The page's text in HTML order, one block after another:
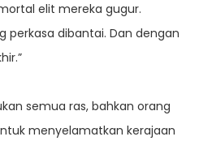
elit mereka gugur.
perkasa dibantai. Dan dengan
semua ras, bahkan orang
menyelamatkan kerajaan